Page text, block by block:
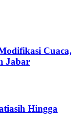
Cuaca,
Jabar
Hingga